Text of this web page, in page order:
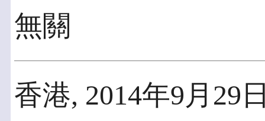
無關
香港, 2014年9月29